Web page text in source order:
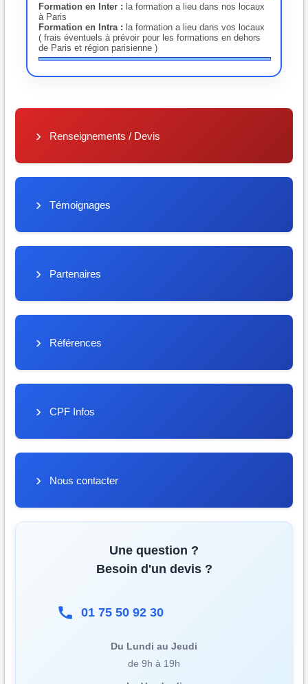
Formation en Inter : la formation a lieu dans nos locaux
à Paris
Formation en Intra : la formation a lieu dans vos locaux
( frais éventuels à prévoir pour les formations en dehors
de Paris et région parisienne )
Renseignements / Devis
Témoignages
Partenaires
Références
CPF Infos
Nous contacter
Une question ?
Besoin d'un devis ?
01 75 50 92 30
Du Lundi au Jeudi
de 9h à 19h